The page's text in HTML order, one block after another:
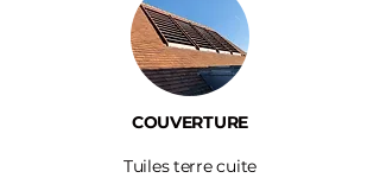
COUVERTURE
Tuiles terre cuite